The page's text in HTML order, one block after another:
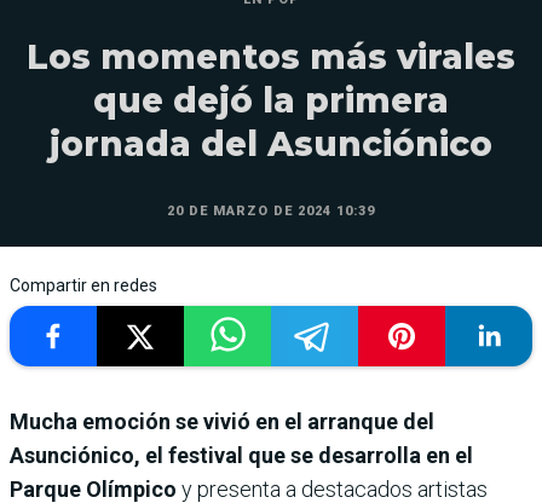
Los momentos más virales
que dejó la primera
jornada del Asunciónico
20 DE MARZO DE 2024 10:39
Compartir en redes
Mucha emoción se vivió en el arranque del
Asunciónico, el festival que se desarrolla en el
Parque Olímpico y presenta a destacados artistas